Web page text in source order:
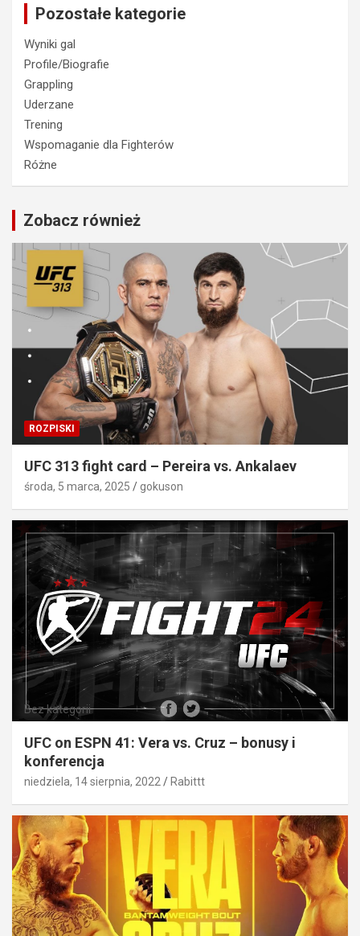
Pozostałe kategorie
Wyniki gal
Profile/Biografie
Grappling
Uderzane
Trening
Wspomaganie dla Fighterów
Różne
Zobacz również
ROZPISKI
UFC 313 fight card – Pereira vs. Ankalaev
środa, 5 marca, 2025 gokuson
Bez kategorii
UFC on ESPN 41: Vera vs. Cruz – bonusy i
konferencja
niedziela, 14 sierpnia, 2022 Rabittt